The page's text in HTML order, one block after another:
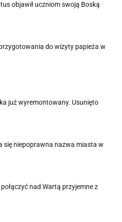
objawił uczniom swoją Boską
do wizyty papieża w
już wyremontowany. Usunięto
się niepoprawna nazwa miasta w
nad Wartą przyjemne z